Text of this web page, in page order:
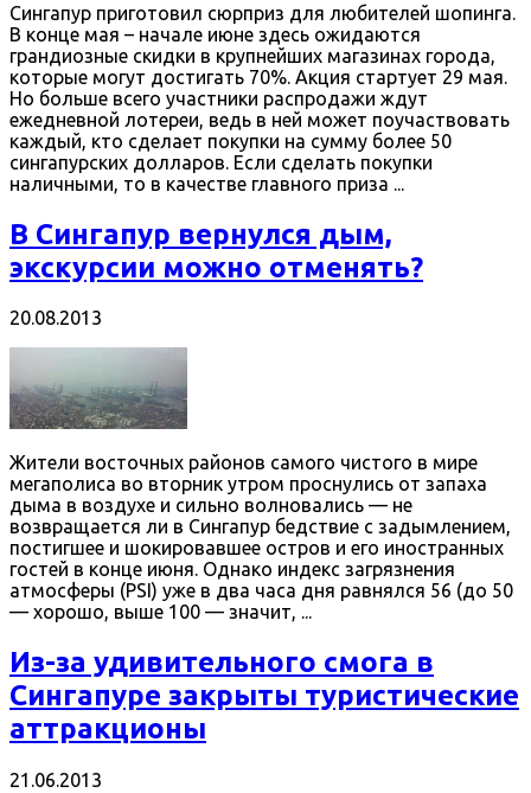
Сингапур приготовил сюрприз для любителей шопинга.
В конце мая – начале июне здесь ожидаются
грандиозные скидки в крупнейших магазинах города,
которые могут достигать 70%. Акция стартует 29 мая.
Но больше всего участники распродажи ждут
ежедневной лотереи, ведь в ней может поучаствовать
каждый, кто сделает покупки на сумму более 50
сингапурских долларов. Если сделать покупки
наличными, то в качестве главного приза ...
В Сингапур вернулся дым,
экскурсии можно отменять?
20.08.2013
Жители восточных районов самого чистого в мире
мегаполиса во вторник утром проснулись от запаха
дыма в воздухе и сильно волновались — не
возвращается ли в Сингапур бедствие с задымлением,
постигшее и шокировавшее остров и его иностранных
гостей в конце июня. Однако индекс загрязнения
атмосферы (PSI) уже в два часа дня равнялся 56 (до 50
— хорошо, выше 100 — значит, ...
Из-за удивительного смога в
Сингапуре закрыты туристические
аттракционы
21.06.2013